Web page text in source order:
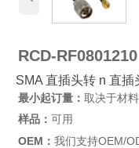
RCD-RF0801210
SMA 直插头转 n 直
最小起订量： 取决于材
样品： 可用
OEM： 我们支持OEM/